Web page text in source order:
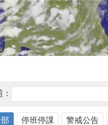
停班停課 警戒公告